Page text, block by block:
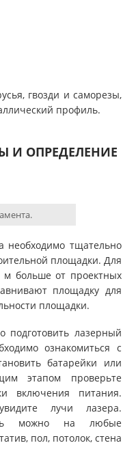
гвозди и саморезы,
профиль.
И ОПРЕДЕЛЕНИЕ
необходимо тщательно
площадки. Для
м больше от проектных
площадку для
площадки.
подготовить лазерный
ознакомиться с
батарейки или
этапом проверьте
включения питания.
лучи лазера.
можно на любые
пол, потолок, стена